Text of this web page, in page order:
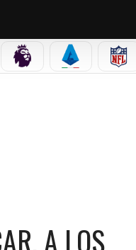
PREMIER LEAGUE
SERIE A NFL
A LOS